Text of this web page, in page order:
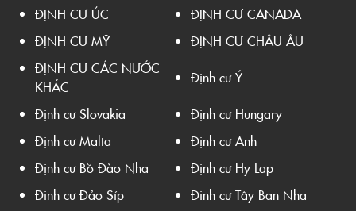
ĐỊNH CƯ ÚC
ĐỊNH CƯ CANADA
ĐỊNH CƯ MỸ
ĐỊNH CƯ CHÂU ÂU
ĐỊNH CƯ CÁC NƯỚC
KHÁC
Định cư Ý
Định cư Slovakia
Định cư Hungary
Định cư Malta
Định cư Anh
Định cư Bồ Đào Nha
Định cư Hy Lạp
Định cư Đảo Síp
Định cư Tây Ban Nha